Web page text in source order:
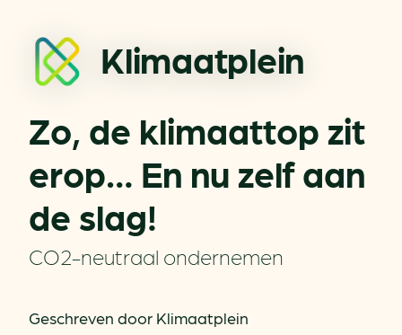
Klimaatplein
Zo, de klimaattop zit
erop… En nu zelf aan
de slag!
CO2-neutraal ondernemen
Geschreven door Klimaatplein